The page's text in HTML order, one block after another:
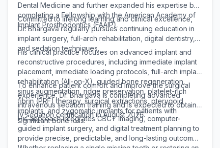
Dental Medicine and further expanded his expertise by
completing a Fellowship with the American Academy of
Implant Prosthodontics (FAAIP).
Committed to lifelong learning and clinical excellence,
Dr. Bhargava regularly pursues continuing education in
implant surgery, full-arch rehabilitation, digital dentistry,
and sedation techniques.
His clinical practice focuses on advanced implant and
reconstructive procedures, including immediate implant
placement, immediate loading protocols, full-arch implant
rehabilitation (All-on-X), guided bone regeneration,
sinus augmentation, ridge preservation, platelet-rich
fibrin (PRF) therapy, surgical extractions, pterygoid
implants, and zygomatic implants for patients with
significant bone loss.
To enhance patient comfort and improve the surgical
experience, Dr. Bhargava is completing advanced
intravenous sedation training and is expected to obtain
IV sedation certification in August 2026.
His approach integrates CBCT imaging, computer-
guided implant surgery, and digital treatment planning to
provide precise, predictable, and long-lasting outcomes.